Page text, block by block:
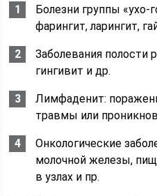
Болезни группы «ухо-
фарингит, ларингит,
Заболевания полости
гингивит и др.
Лимфаденит:
травмы или
Онкологические
молочной железы,
в узлах и пр.